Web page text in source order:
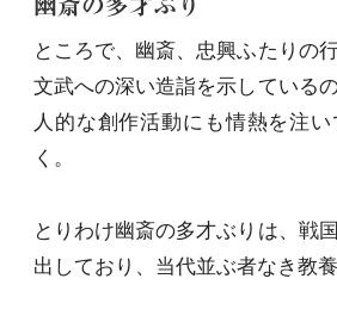
幽斎の多才ぶり
ところで、幽斎、忠興ふたりの
文武への深い造詣を示している
人的な創作活動にも情熱を注
く。
とりわけ幽斎の多才ぶりは、戦
出しており、当代並ぶ者なき教